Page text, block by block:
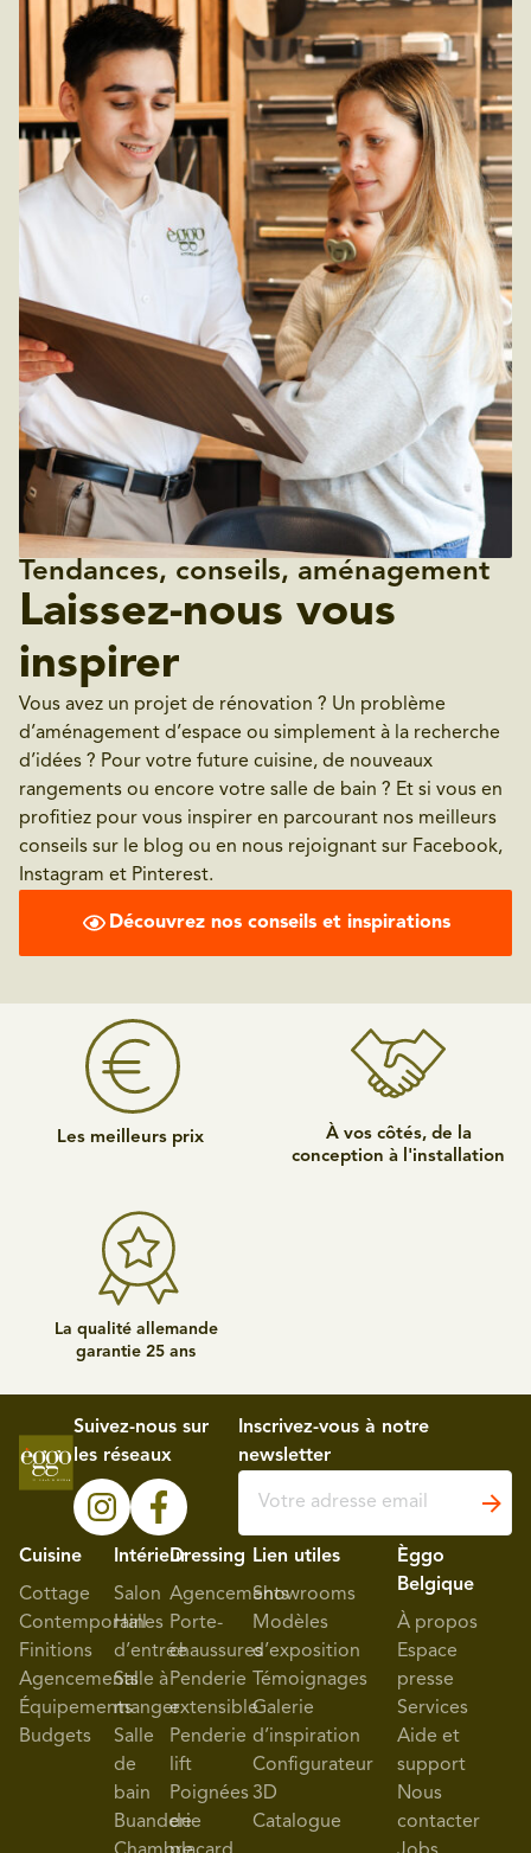
Tendances, conseils, aménagement
Laissez-nous vous
inspirer
Vous avez un projet de rénovation ? Un problème
d’aménagement d’espace ou simplement à la recherche
d’idées ? Pour votre future cuisine, de nouveaux
rangements ou encore votre salle de bain ? Et si vous en
profitiez pour vous inspirer en parcourant nos meilleurs
conseils sur le blog ou en nous rejoignant sur Facebook,
Instagram et Pinterest.
Découvrez nos conseils et inspirations
Les meilleurs prix
À vos côtés, de la
conception à l'installation
La qualité allemande
garantie 25 ans
Suivez-nous sur
les réseaux
Inscrivez-vous à notre
newsletter
Cuisine
Cottage
Contemporaines
Finitions
Agencements
Équipements
Budgets
Intérieur
Salon
Hall
d’entrée
Salle à
manger
Salle
de
bain
Buanderie
Dressing
Agencements
Porte-
chaussures
Penderie
extensible
Penderie
lift
Poignées
de
Lien utiles
Showrooms
Modèles
d’exposition
Témoignages
Galerie
d’inspiration
Configurateur
3D
Catalogue
Èggo
Belgique
À propos
Espace
presse
Services
Aide et
support
Nous
contacter